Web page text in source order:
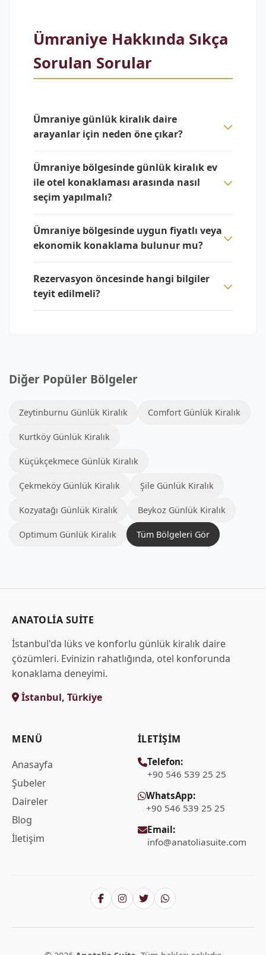
Ümraniye Hakkında Sıkça
Sorulan Sorular
Ümraniye günlük kiralık daire
arayanlar için neden öne çıkar?
Ümraniye bölgesinde günlük kiralık ev
ile otel konaklaması arasında nasıl
seçim yapılmalı?
Ümraniye bölgesinde uygun fiyatlı veya
ekonomik konaklama bulunur mu?
Rezervasyon öncesinde hangi bilgiler
teyit edilmeli?
Diğer Popüler Bölgeler
Zeytinburnu Günlük Kiralık Comfort Günlük Kiralık
Kurtköy Günlük Kiralık
Küçükçekmece Günlük Kiralık
Çekmeköy Günlük Kiralık Şile Günlük Kiralık
Kozyatağı Günlük Kiralık Beykoz Günlük Kiralık
Optimum Günlük Kiralık Tüm Bölgeleri Gör
ANATOLIA SUITE
İstanbul'da lüks ve konforlu günlük kiralık daire
çözümleri. Evinizin rahatlığında, otel konforunda
konaklama deneyimi.
İstanbul, Türkiye
MENÜ
Anasayfa
Şubeler
Daireler
Blog
İletişim
İLETIŞIM
Telefon:
+90 546 539 25 25
WhatsApp:
+90 546 539 25 25
Email:
info@anatoliasuite.com